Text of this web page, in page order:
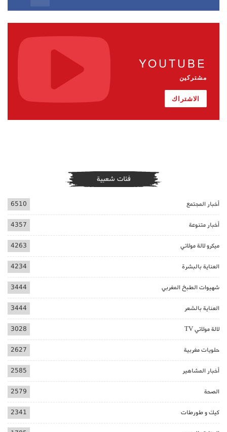
YOUTUBE
مشتركين
الاشتراك
فئات شعبية
أخبار المجتمع 6510
أخبار متنوعة 4357
ميكرو لالة مولاتي 4263
العناية بالبشرة 4234
شهيوات الطبخ المغربي 3444
العناية بالشعر 3444
لالة مولاتي TV 3028
حلويات مغربية 2627
أخبار المشاهير 2585
الصحة 2579
كيك و طورطات 2341